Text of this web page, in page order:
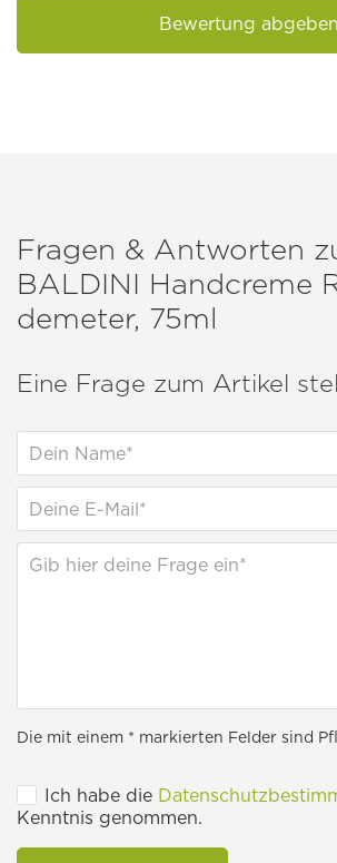
Bewertung abgeben
Fragen & Antworten
BALDINI Handcreme
demeter, 75ml
Eine Frage zum Artikel
Die mit einem * markierten Felder sind
Ich habe die
Kenntnis genommen.